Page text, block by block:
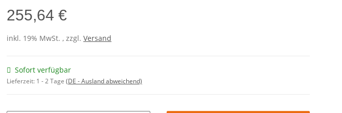
255,64 €
inkl. 19% MwSt. , zzgl. Versand
Sofort verfügbar
Lieferzeit: 1 - 2 Tage (DE - Ausland abweichend)